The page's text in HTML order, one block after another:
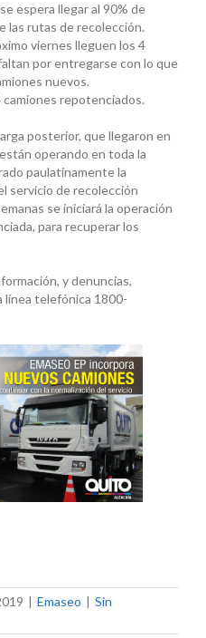
espera llegar al 90% de
las rutas de recolección.
viernes lleguen los 4
por entregarse con lo que
nuevos.
repotenciados.
posterior, que llegaron en
operando en toda la
paulatinamente la
servicio de recolección
se iniciará la operación
para recuperar los
y denuncias,
línea telefónica 1800-
| Emaseo | Sin